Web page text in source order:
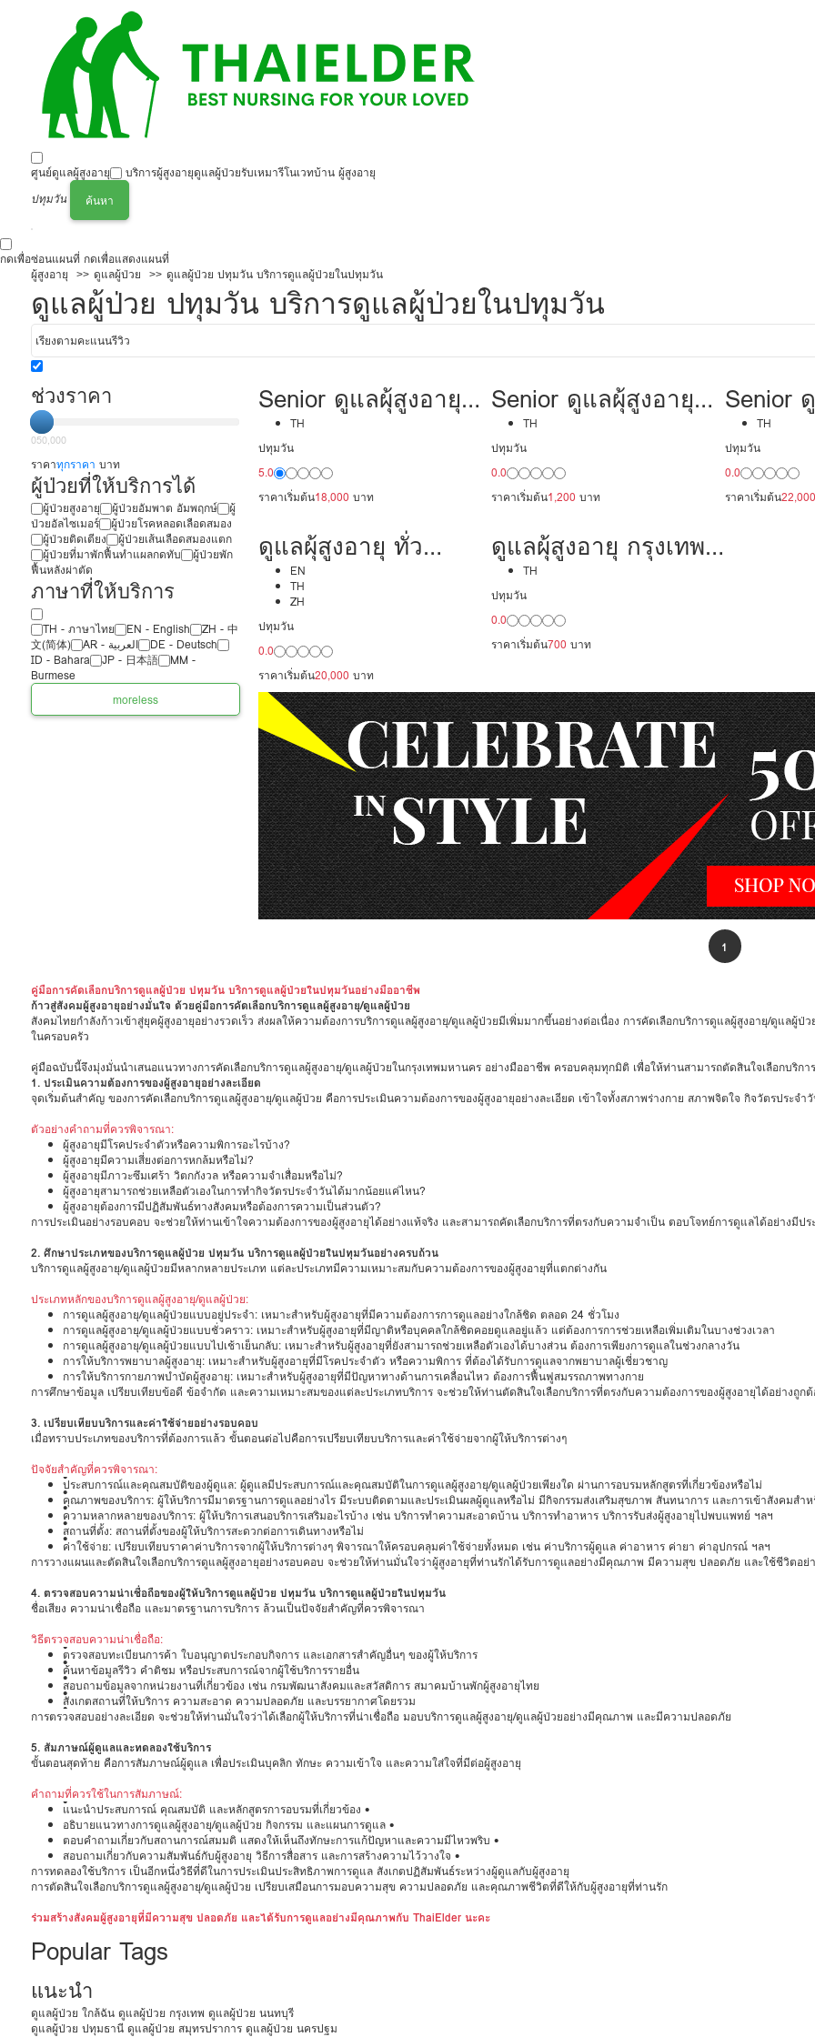
ศูนย์ดูแลผู้สูงอายุ บริการผู้สูงอายุดูแลผู้ป่วยรับเหมารีโนเวทบ้าน ผู้สูงอายุ
ปทุมวัน
ค้นหา
กดเพื่อซ่อนแผนที่ กดเพื่อแสดงแผนที่
ผู้สูงอายุ
ดูแลผู้ป่วย ดูแลผู้ป่วย ปทุมวัน บริการดูแลผู้ป่วยในปทุมวัน
ดูแลผู้ป่วย ปทุมวัน บริการดูแลผู้ป่วยในปทุมวัน
Senior ดูแลผุ้สูงอายุ
กรุงเทพ ดูแลผู้ป่วย
18,000/เดือน มืออาชีพ
พร้อมดูแล
TH
ปทุมวัน
5.0
ราคาเริ่มต้น18,000 บาท
Senior ดูแลผุ้สูงอายุ
กรุงเทพ ดูแลผู้ป่วย
30,000 /เดือน มี
ประสบการณ์ เป็น
พยาบาล พร้อมดูแล
TH
ปทุมวัน
0.0
ราคาเริ่มต้น1,200 บาท
Senior
กรุงเท
22,000/
พร้อมดู
TH
ปทุมวัน
0.0
ราคาเริ่มต้น22,000
ดูแลผุ้สูงอายุ ทั่ว
ประเทศ ดูแลผู้ป่วย
20,000/เดือน มืออาชีพ
ได้ภาษา รับต่างชาติ
EN
TH
ZH
ปทุมวัน
0.0
ราคาเริ่มต้น20,000 บาท
ดูแลผุ้สูงอายุ กรุงเทพ
ดูแลผู้ป่วย 20,000/
เดือน มืออาชีพ พร้อม
ทำงาน
TH
ปทุมวัน
0.0
ราคาเริ่มต้น700 บาท
1
ช่วงราคา
050,000
ราคาทุกราคา บาท
ผู้ป่วยที่ให้บริการได้
ผู้ป่วยสูงอายุ ผู้ป่วยอัมพาต อัมพฤกษ์
ผู้
ป่วยอัลไซเมอร์
ผู้ป่วยโรคหลอดเลือดสมอง
ผู้ป่วยติดเตียง
ผู้ป่วยเส้นเลือดสมองแตก
ผู้ป่วยที่มาพักฟื้นทำแผลกดทับ
ผู้ป่วยพัก
ฟื้นหลังผ่าตัด
ภาษาที่ให้บริการ
TH - ‏ภาษาไทย EN - English
ZH - 中
文(简体)
‏AR - ‏العربية‏
DE - Deutsch
ID - Bahara
JP - 日本語
MM -
Burmese
moreless
คู่มือการคัดเลือกบริการดูแลผู้ป่วย ปทุมวัน บริการดูแลผู้ป่วยในปทุมวันอย่างมืออาชีพ
ก้าวสู่สังคมผู้สูงอายุอย่างมั่นใจ ด้วยคู่มือการคัดเลือกบริการดูแลผู้สูงอายุ/ดูแลผู้ป่วย
สังคมไทยกำลังก้าวเข้าสู่ยุคผู้สูงอายุอย่างรวดเร็ว ส่งผลให้ความต้องการบริการดูแลผู้สูงอายุ/ดูแลผู้ป่วยมีเพิ่มมากขึ้นอย่างต่อเนื่อง การคัดเลือกบริการดูแลผู้สูงอายุ/ดูแลผู้
ในครอบครัว
คู่มือฉบับนี้จึงมุ่งมั่นนำเสนอแนวทางการคัดเลือกบริการดูแลผู้สูงอายุ/ดูแลผู้ป่วยในกรุงเทพมหานคร อย่างมืออาชีพ ครอบคลุมทุกมิติ เพื่อให้ท่านสามารถตัดสินใจเลือกบริ
1. ประเมินความต้องการของผู้สูงอายุอย่างละเอียด
จุดเริ่มต้นสำคัญ ของการคัดเลือกบริการดูแลผู้สูงอายุ/ดูแลผู้ป่วย คือการประเมินความต้องการของผู้สูงอายุอย่างละเอียด เข้าใจทั้งสภาพร่างกาย สภาพจิตใจ กิจวัตรประจ
ตัวอย่างคำถามที่ควรพิจารณา:
ผู้สูงอายุมีโรคประจำตัวหรือความพิการอะไรบ้าง?
ผู้สูงอายุมีความเสี่ยงต่อการหกล้มหรือไม่?
ผู้สูงอายุมีภาวะซึมเศร้า วิตกกังวล หรือความจำเสื่อมหรือไม่?
ผู้สูงอายุสามารถช่วยเหลือตัวเองในการทำกิจวัตรประจำวันได้มากน้อยแค่ไหน?
ผู้สูงอายุต้องการมีปฏิสัมพันธ์ทางสังคมหรือต้องการความเป็นส่วนตัว?
การประเมินอย่างรอบคอบ จะช่วยให้ท่านเข้าใจความต้องการของผู้สูงอายุได้อย่างแท้จริง และสามารถคัดเลือกบริการที่ตรงกับความจำเป็น ตอบโจทย์การดูแลได้อย่างมีป
2. ศึกษาประเภทของบริการดูแลผู้ป่วย ปทุมวัน บริการดูแลผู้ป่วยในปทุมวันอย่างครบถ้วน
บริการดูแลผู้สูงอายุ/ดูแลผู้ป่วยมีหลากหลายประเภท แต่ละประเภทมีความเหมาะสมกับความต้องการของผู้สูงอายุที่แตกต่างกัน
ประเภทหลักของบริการดูแลผู้สูงอายุ/ดูแลผู้ป่วย:
การดูแลผู้สูงอายุ/ดูแลผู้ป่วยแบบอยู่ประจำ: เหมาะสำหรับผู้สูงอายุที่มีความต้องการการดูแลอย่างใกล้ชิด ตลอด 24 ชั่วโมง
การดูแลผู้สูงอายุ/ดูแลผู้ป่วยแบบชั่วคราว: เหมาะสำหรับผู้สูงอายุที่มีญาติหรือบุคคลใกล้ชิดคอยดูแลอยู่แล้ว แต่ต้องการการช่วยเหลือเพิ่มเติมในบางช่วงเวลา
การดูแลผู้สูงอายุ/ดูแลผู้ป่วยแบบไปเช้าเย็นกลับ: เหมาะสำหรับผู้สูงอายุที่ยังสามารถช่วยเหลือตัวเองได้บางส่วน ต้องการเพียงการดูแลในช่วงกลางวัน
การให้บริการพยาบาลผู้สูงอายุ: เหมาะสำหรับผู้สูงอายุที่มีโรคประจำตัว หรือความพิการ ที่ต้องได้รับการดูแลจากพยาบาลผู้เชี่ยวชาญ
การให้บริการกายภาพบำบัดผู้สูงอายุ: เหมาะสำหรับผู้สูงอายุที่มีปัญหาทางด้านการเคลื่อนไหว ต้องการฟื้นฟูสมรรถภาพทางกาย
การศึกษาข้อมูล เปรียบเทียบข้อดี ข้อจำกัด และความเหมาะสมของแต่ละประเภทบริการ จะช่วยให้ท่านตัดสินใจเลือกบริการที่ตรงกับความต้องการของผู้สูงอายุได้อย่างถูกต้
3. เปรียบเทียบบริการและค่าใช้จ่ายอย่างรอบคอบ
เมื่อทราบประเภทของบริการที่ต้องการแล้ว ขั้นตอนต่อไปคือการเปรียบเทียบบริการและค่าใช้จ่ายจากผู้ให้บริการต่างๆ
ปัจจัยสำคัญที่ควรพิจารณา:
•
ประสบการณ์และคุณสมบัติของผู้ดูแล: ผู้ดูแลมีประสบการณ์และคุณสมบัติในการดูแลผู้สูงอายุ/ดูแลผู้ป่วยเพียงใด ผ่านการอบรมหลักสูตรที่เกี่ยวข้องหรือไม่
•คุณภาพของบริการ: ผู้ให้บริการมีมาตรฐานการดูแลอย่างไร มีระบบติดตามและประเมินผลผู้ดูแลหรือไม่ มีกิจกรรมส่งเสริมสุขภาพ สันทนาการ และการเข้าสังคมสำ
•ความหลากหลายของบริการ: ผู้ให้บริการเสนอบริการเสริมอะไรบ้าง เช่น บริการทำความสะอาดบ้าน บริการทำอาหาร บริการรับส่งผู้สูงอายุไปพบแพทย์ ฯลฯ
•สถานที่ตั้ง: สถานที่ตั้งของผู้ให้บริการสะดวกต่อการเดินทางหรือไม่
•ค่าใช้จ่าย: เปรียบเทียบราคาค่าบริการจากผู้ให้บริการต่างๆ พิจารณาให้ครอบคลุมค่าใช้จ่ายทั้งหมด เช่น ค่าบริการผู้ดูแล ค่าอาหาร ค่ายา ค่าอุปกรณ์ ฯลฯ
การวางแผนและตัดสินใจเลือกบริการดูแลผู้สูงอายุอย่างรอบคอบ จะช่วยให้ท่านมั่นใจว่าผู้สูงอายุที่ท่านรักได้รับการดูแลอย่างมีคุณภาพ มีความสุข ปลอดภัย และใช้ชีวิตอย่
4. ตรวจสอบความน่าเชื่อถือของผู้ให้บริการดูแลผู้ป่วย ปทุมวัน บริการดูแลผู้ป่วยในปทุมวัน
ชื่อเสียง ความน่าเชื่อถือ และมาตรฐานการบริการ ล้วนเป็นปัจจัยสำคัญที่ควรพิจารณา
วิธีตรวจสอบความน่าเชื่อถือ:
•ตรวจสอบทะเบียนการค้า ใบอนุญาตประกอบกิจการ และเอกสารสำคัญอื่นๆ ของผู้ให้บริการ
•ค้นหาข้อมูลรีวิว คำติชม หรือประสบการณ์จากผู้ใช้บริการรายอื่น
•สอบถามข้อมูลจากหน่วยงานที่เกี่ยวข้อง เช่น กรมพัฒนาสังคมและสวัสดิการ สมาคมบ้านพักผู้สูงอายุไทย
•สังเกตสถานที่ให้บริการ ความสะอาด ความปลอดภัย และบรรยากาศโดยรวม
•
การตรวจสอบอย่างละเอียด จะช่วยให้ท่านมั่นใจว่าได้เลือกผู้ให้บริการที่น่าเชื่อถือ มอบบริการดูแลผู้สูงอายุ/ดูแลผู้ป่วยอย่างมีคุณภาพ และมีความปลอดภัย
5. สัมภาษณ์ผู้ดูแลและทดลองใช้บริการ
ขั้นตอนสุดท้าย คือการสัมภาษณ์ผู้ดูแล เพื่อประเมินบุคลิก ทักษะ ความเข้าใจ และความใส่ใจที่มีต่อผู้สูงอายุ
คำถามที่ควรใช้ในการสัมภาษณ์:
•แนะนำประสบการณ์ คุณสมบัติ และหลักสูตรการอบรมที่เกี่ยวข้อง •
อธิบายแนวทางการดูแลผู้สูงอายุ/ดูแลผู้ป่วย กิจกรรม และแผนการดูแล •
ตอบคำถามเกี่ยวกับสถานการณ์สมมติ แสดงให้เห็นถึงทักษะการแก้ปัญหาและความมีไหวพริบ •
สอบถามเกี่ยวกับความสัมพันธ์กับผู้สูงอายุ วิธีการสื่อสาร และการสร้างความไว้วางใจ •
การทดลองใช้บริการ เป็นอีกหนึ่งวิธีที่ดีในการประเมินประสิทธิภาพการดูแล สังเกตปฏิสัมพันธ์ระหว่างผู้ดูแลกับผู้สูงอายุ
การตัดสินใจเลือกบริการดูแลผู้สูงอายุ/ดูแลผู้ป่วย เปรียบเสมือนการมอบความสุข ความปลอดภัย และคุณภาพชีวิตที่ดีให้กับผู้สูงอายุที่ท่านรัก
ร่วมสร้างสังคมผู้สูงอายุที่มีความสุข ปลอดภัย และได้รับการดูแลอย่างมีคุณภาพกับ ThaiElder นะคะ
Popular Tags
แนะนำ
ดูแลผู้ป่วย ใกล้ฉัน ดูแลผู้ป่วย กรุงเทพ ดูแลผู้ป่วย นนทบุรี
ดูแลผู้ป่วย ปทุมธานี ดูแลผู้ป่วย สมุทรปราการ ดูแลผู้ป่วย นครปฐม